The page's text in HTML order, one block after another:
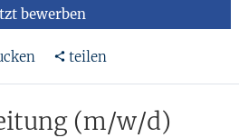
bewerben
teilen
(m/w/d)